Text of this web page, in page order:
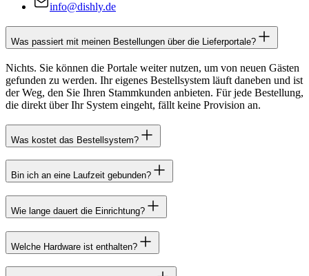
info@dishly.de
Was passiert mit meinen Bestellungen über die Lieferportale?
Nichts. Sie können die Portale weiter nutzen, um von neuen Gästen
gefunden zu werden. Ihr eigenes Bestellsystem läuft daneben und ist
der Weg, den Sie Ihren Stammkunden anbieten. Für jede Bestellung,
die direkt über Ihr System eingeht, fällt keine Provision an.
Was kostet das Bestellsystem?
Bin ich an eine Laufzeit gebunden?
Wie lange dauert die Einrichtung?
Welche Hardware ist enthalten?